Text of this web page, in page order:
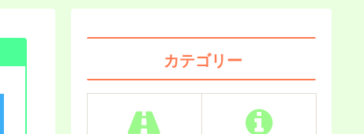
カテゴリー